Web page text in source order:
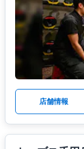
店舗情報